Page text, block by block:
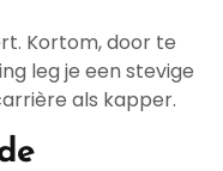
Kortom, door te
leg je een stevige
als kapper.